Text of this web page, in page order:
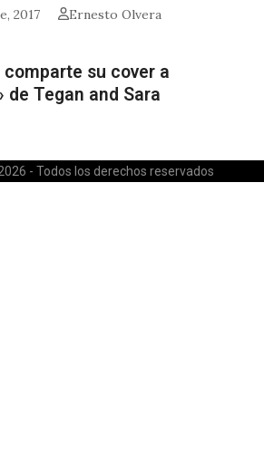
2017
Ernesto Olvera
comparte su cover a
de Tegan and Sara
2026 - Todos los derechos reservados